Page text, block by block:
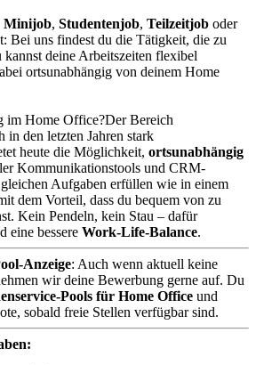
Minijob, Studentenjob, Teilzeitjob oder
Bei uns findest du die Tätigkeit, die zu
deine Arbeitszeiten flexibel
ortsunabhängig von deinem Home
im Home Office?Der Bereich
in den letzten Jahren stark
heute die Möglichkeit, ortsunabhängig
Kommunikationstools und CRM-
Aufgaben erfüllen wie in einem
dem Vorteil, dass du bequem von zu
Kein Pendeln, kein Stau – dafür
eine bessere Work-Life-Balance.
Anzeige: Auch wenn aktuell keine
wir deine Bewerbung gerne auf. Du
Pools für Home Office und
sobald freie Stellen verfügbar sind.